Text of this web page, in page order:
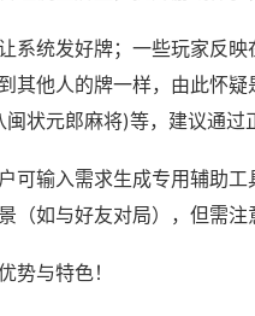
系统发好牌；一些玩家反
其他人的牌一样，由此怀
状元郎麻将)等，建议通过
可输入需求生成专用辅助
（如与好友对局），但需注
势与特色！